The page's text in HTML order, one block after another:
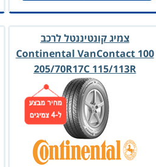
צמיג קונטיננטל לרכב
Continental VanContact 100
205/70R17C 115/113R